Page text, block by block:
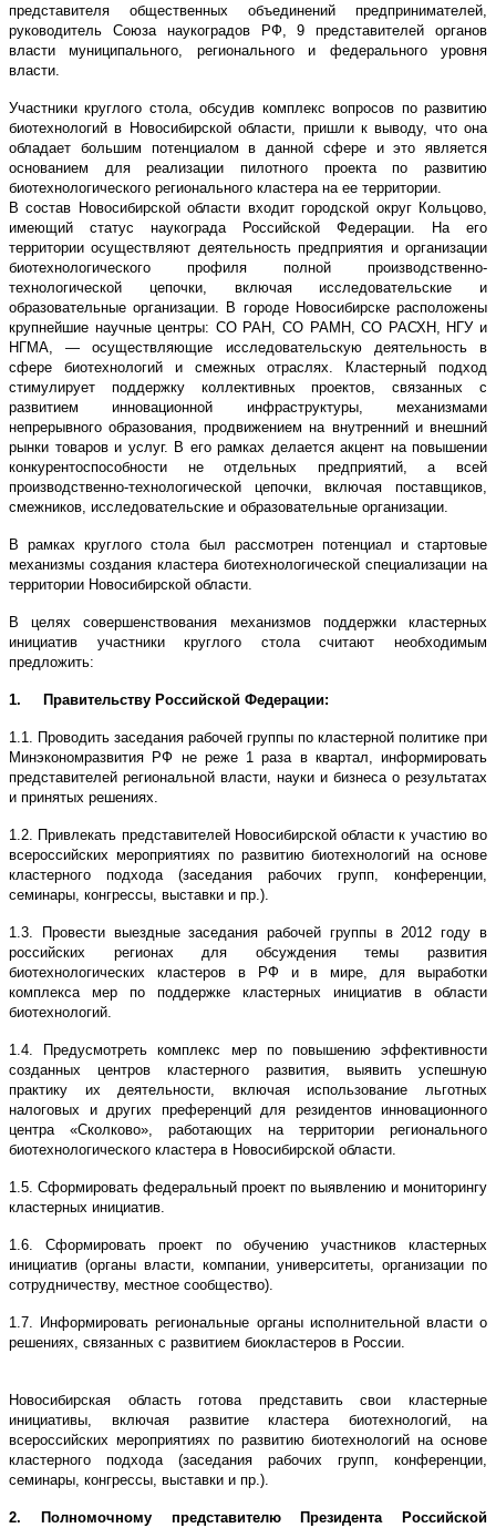
представителя общественных объединений предпринимателей,
руководитель Союза наукоградов РФ, 9 представителей органов
власти муниципального, регионального и федерального уровня
власти.
Участники круглого стола, обсудив комплекс вопросов по развитию
биотехнологий в Новосибирской области, пришли к выводу, что она
обладает большим потенциалом в данной сфере и это является
основанием для реализации пилотного проекта по развитию
биотехнологического регионального кластера на ее территории.
В состав Новосибирской области входит городской округ Кольцово,
имеющий статус наукограда Российской Федерации. На его
территории осуществляют деятельность предприятия и организации
биотехнологического профиля полной производственно-
технологической цепочки, включая исследовательские и
образовательные организации. В городе Новосибирске расположены
крупнейшие научные центры: СО РАН, СО РАМН, СО РАСХН, НГУ и
НГМА, — осуществляющие исследовательскую деятельность в
сфере биотехнологий и смежных отраслях. Кластерный подход
стимулирует поддержку коллективных проектов, связанных с
развитием инновационной инфраструктуры, механизмами
непрерывного образования, продвижением на внутренний и внешний
рынки товаров и услуг. В его рамках делается акцент на повышении
конкурентоспособности не отдельных предприятий, а всей
производственно-технологической цепочки, включая поставщиков,
смежников, исследовательские и образовательные организации.
В рамках круглого стола был рассмотрен потенциал и стартовые
механизмы создания кластера биотехнологической специализации на
территории Новосибирской области.
В целях совершенствования механизмов поддержки кластерных
инициатив участники круглого стола считают необходимым
предложить:
1. Правительству Российской Федерации:
1.1. Проводить заседания рабочей группы по кластерной политике при
Минэкономразвития РФ не реже 1 раза в квартал, информировать
представителей региональной власти, науки и бизнеса о результатах
и принятых решениях.
1.2. Привлекать представителей Новосибирской области к участию во
всероссийских мероприятиях по развитию биотехнологий на основе
кластерного подхода (заседания рабочих групп, конференции,
семинары, конгрессы, выставки и пр.).
1.3. Провести выездные заседания рабочей группы в 2012 году в
российских регионах для обсуждения темы развития
биотехнологических кластеров в РФ и в мире, для выработки
комплекса мер по поддержке кластерных инициатив в области
биотехнологий.
1.4. Предусмотреть комплекс мер по повышению эффективности
созданных центров кластерного развития, выявить успешную
практику их деятельности, включая использование льготных
налоговых и других преференций для резидентов инновационного
центра «Сколково», работающих на территории регионального
биотехнологического кластера в Новосибирской области.
1.5. Сформировать федеральный проект по выявлению и мониторингу
кластерных инициатив.
1.6. Сформировать проект по обучению участников кластерных
инициатив (органы власти, компании, университеты, организации по
сотрудничеству, местное сообщество).
1.7. Информировать региональные органы исполнительной власти о
решениях, связанных с развитием биокластеров в России.
Новосибирская область готова представить свои кластерные
инициативы, включая развитие кластера биотехнологий, на
всероссийских мероприятиях по развитию биотехнологий на основе
кластерного подхода (заседания рабочих групп, конференции,
семинары, конгрессы, выставки и пр.).
2. Полномочному представителю Президента Российской